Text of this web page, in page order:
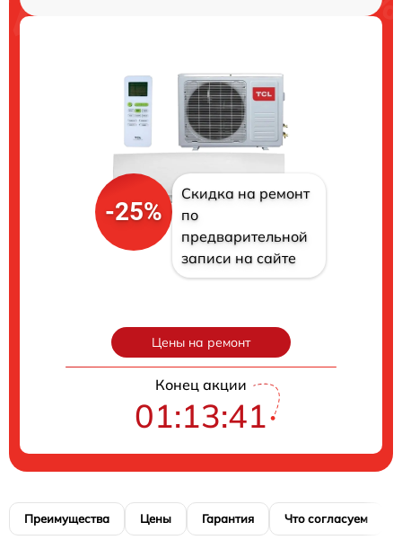
-25%
Скидка на ремонт
по
предварительной
записи на сайте
Цены на ремонт
Конец акции
01:13:40
Преимущества Цены Гарантия Что согласуем